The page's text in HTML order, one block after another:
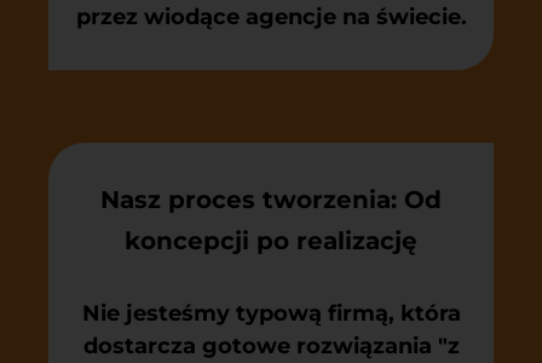
przez wiodące agencje na świecie.
Nasz proces tworzenia: Od
koncepcji po realizację
Nie jesteśmy typową firmą, która
dostarcza gotowe rozwiązania "z